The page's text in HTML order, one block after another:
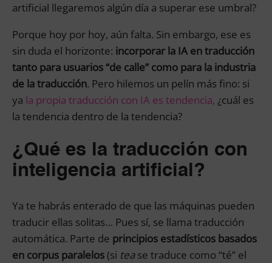
artificial llegaremos algún día a superar ese umbral?
Porque hoy por hoy, aún falta. Sin embargo, ese es
sin duda el horizonte: incorporar la IA en traducción
tanto para usuarios “de calle” como para la industria
de la traducción. Pero hilemos un pelín más fino: si
ya la propia traducción con IA es tendencia, ¿cuál es
la tendencia dentro de la tendencia?
¿Qué es la traducción con
inteligencia artificial?
Ya te habrás enterado de que las máquinas pueden
traducir ellas solitas… Pues sí, se llama traducción
automática. Parte de principios estadísticos basados
en corpus paralelos (si tease traduce como “té” el